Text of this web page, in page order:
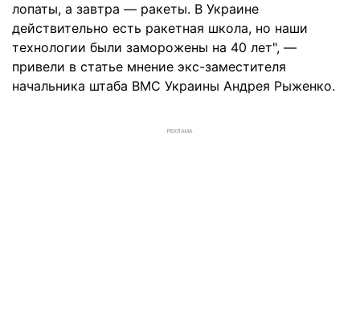
лопаты, а завтра — ракеты. В Украине
действительно есть ракетная школа, но наши
технологии были заморожены на 40 лет", —
привели в статье мнение экс-заместителя
начальника штаба ВМС Украины Андрея Рыженко.
РЕКЛАМА